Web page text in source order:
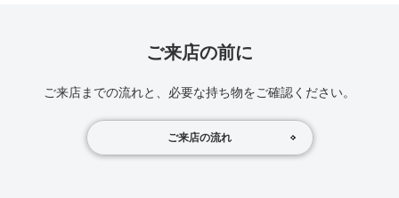
ご来店の前に
ご来店までの流れと、必要な持ち物をご確認ください。
ご来店の流れ